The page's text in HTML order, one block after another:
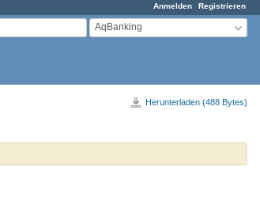
Anmelden Registrieren
AqBanking
Herunterladen (488 Bytes)